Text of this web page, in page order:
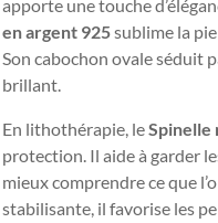
apporte une touche
en argent 925sublime la
Son cabochon ovale séduit
brillant.
En lithothérapie, leSpinelle
protection. Il aide à garder
mieux comprendre ce que
stabilisante, il favorise les